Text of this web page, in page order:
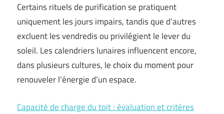
Certains rituels de purification se pratiquent
uniquement les jours impairs, tandis que d’autres
excluent les vendredis ou privilégient le lever du
soleil. Les calendriers lunaires influencent encore,
dans plusieurs cultures, le choix du moment pour
renouveler l’énergie d’un espace.
Capacité de charge du toit : évaluation et critères